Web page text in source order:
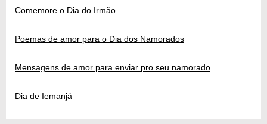
Comemore o Dia do Irmão
Poemas de amor para o Dia dos Namorados
Mensagens de amor para enviar pro seu namorado
Dia de Iemanjá